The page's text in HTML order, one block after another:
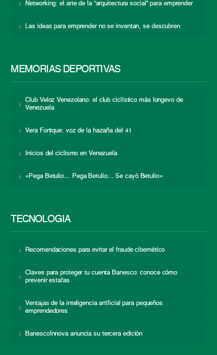
Networking: el arte de la “arquitectura social” para emprender
Las ideas para emprender no se inventan, se descubren
MEMORIAS DEPORTIVAS
Club Veloz Venezolano: el club ciclístico más longevo de
Venezuela
Vera Fortique: voz de la hazaña del 41
Inicios del ciclismo en Venezuela
«Pega Betulio… Pega Betulio… Se cayó Betulio»
TECNOLOGÍA
Recomendaciones para evitar el fraude cibernético
Claves para proteger tu cuenta Banesco: conoce cómo
prevenir estafas
Ventajas de la inteligencia artificial para pequeños
emprendedores
BanescoInnova anuncia su tercera edición